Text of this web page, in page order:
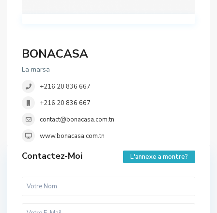
BONACASA
La marsa
+216 20 836 667
+216 20 836 667
contact@bonacasa.com.tn
www.bonacasa.com.tn
Contactez-Moi L'annexe a montre?